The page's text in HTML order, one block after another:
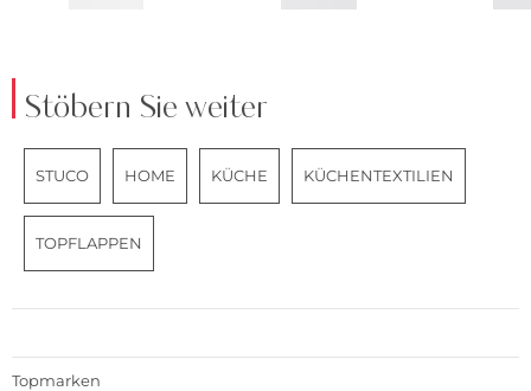
Stöbern Sie weiter
STUCO HOME KÜCHE KÜCHENTEXTILIEN
TOPFLAPPEN
Topmarken